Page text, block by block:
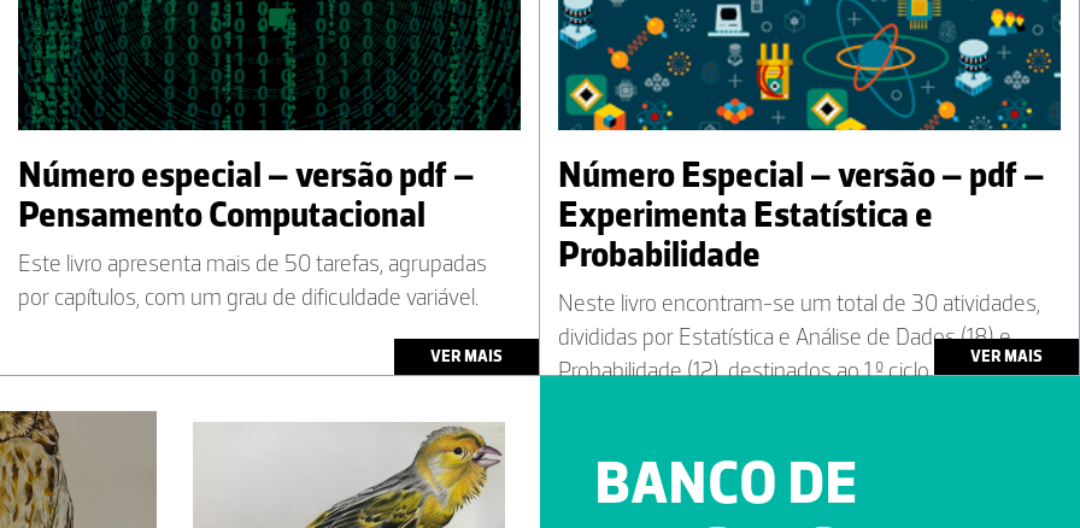
Número especial – versão pdf –
Pensamento Computacional
Este livro apresenta mais de 50 tarefas, agrupadas
por capítulos, com um grau de dificuldade variável.
VER MAIS
Número Especial – versão – pdf –
Experimenta Estatística e
Probabilidade
Neste livro encontram-se um total de 30 atividades,
divididas por Estatística e Análise de Dados (18) e
Probabilidade (12), destinados ao 1.º ciclo.
VER MAIS
BANCO DE